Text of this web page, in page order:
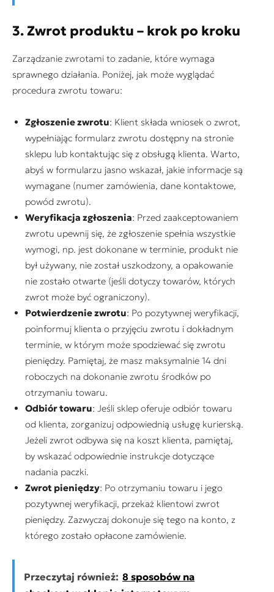
3. Zwrot produktu – krok po kroku
Zarządzanie zwrotami to zadanie, które wymaga
sprawnego działania. Poniżej, jak może wyglądać
procedura zwrotu towaru:
Zgłoszenie zwrotu: Klient składa wniosek o zwrot,
wypełniając formularz zwrotu dostępny na stronie
sklepu lub kontaktując się z obsługą klienta. Warto,
abyś w formularzu jasno wskazał, jakie informacje są
wymagane (numer zamówienia, dane kontaktowe,
powód zwrotu).
Weryfikacja zgłoszenia: Przed zaakceptowaniem
zwrotu upewnij się, że zgłoszenie spełnia wszystkie
wymogi, np. jest dokonane w terminie, produkt nie
był używany, nie został uszkodzony, a opakowanie
nie zostało otwarte (jeśli dotyczy towarów, których
zwrot może być ograniczony).
Potwierdzenie zwrotu: Po pozytywnej weryfikacji,
poinformuj klienta o przyjęciu zwrotu i dokładnym
terminie, w którym może spodziewać się zwrotu
pieniędzy. Pamiętaj, że masz maksymalnie 14 dni
roboczych na dokonanie zwrotu środków po
otrzymaniu towaru.
Odbiór towaru: Jeśli sklep oferuje odbiór towaru
od klienta, zorganizuj odpowiednią usługę kurierską.
Jeżeli zwrot odbywa się na koszt klienta, pamiętaj,
by wskazać odpowiednie instrukcje dotyczące
nadania paczki.
Zwrot pieniędzy: Po otrzymaniu towaru i jego
pozytywnej weryfikacji, przekaż klientowi zwrot
pieniędzy. Zazwyczaj dokonuje się tego na konto, z
którego zostało opłacone zamówienie.
Przeczytaj również: 8 sposobów na